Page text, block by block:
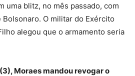
uma blitz, no mês passado, com
O militar do Exército
alegou que o armamento seria
Moraes mandou revogar o